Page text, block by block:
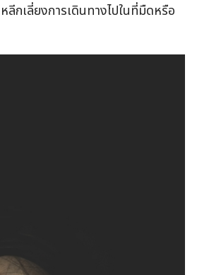
กเลี่ยงการเดินทางไปในที่มืดหรือ